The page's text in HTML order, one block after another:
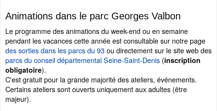
Animations dans le parc Georges Valbon
Le programme des animations du week-end ou en semaine
pendant les vacances cette année est consultable sur notre page
des sorties dans les parcs du 93ou directement sur le site web des
parcs du conseil départemental Seine-Saint-Denis (inscription
obligatoire).
C'est gratuit pour la grande majorité des ateliers, événements.
Certains ateliers sont ouverts uniquement aux adultes (être
majeur).